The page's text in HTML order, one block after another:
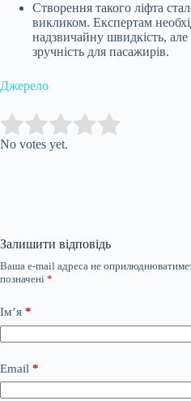
Створення такого ліфта
викликом. Експертам
надзвичайну швидкість,
зручність для пасажирів.
Джерело
Rate this item:
No votes yet.
Залишити відповідь
Ваша e-mail адреса не
позначені *
Ім’я *
Email *